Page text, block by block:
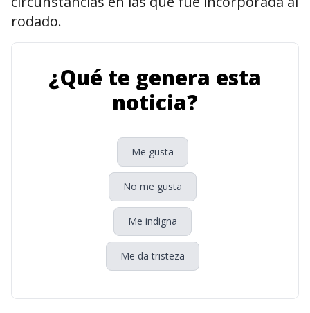
rodado.
¿Qué te genera esta
noticia?
Me gusta
No me gusta
Me indigna
Me da tristeza